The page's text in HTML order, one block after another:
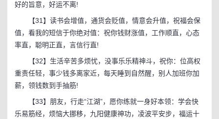
好的旨意，好运不离!
【31】读书会增值，通货会贬值，情意会升值，祝福会保
值，看我的短信于你绝对值：祝你钱财涨值，工作顺直，心态
率直，聪明正直，言信行直!
【32】生活辛苦多烦忧，没事乐乐精神斗，祝你：位高权
重责任轻，事少钱多离家近，每天睡到自然醒，别人加班你加
薪，领钱数到手抽筋!
【33】朋友，行走“江湖”，愿你练就一身好本领：学会快
乐易筋经，烦恼大挪移，九阳健康神功，凌波平安步，福运十